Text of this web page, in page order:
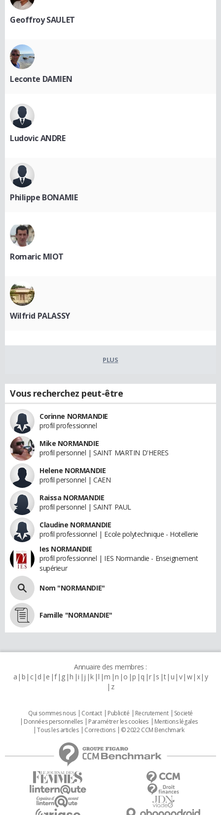
Geoffroy SAULET
Leconte DAMIEN
Ludovic ANDRE
Philippe BONAMIE
Romaric MIOT
Wilfrid PALASSY
PLUS
Vous recherchez peut-être
Corinne NORMANDIE
profil professionnel
Mike NORMANDIE
profil personnel | SAINT MARTIN D'HERES
Helene NORMANDIE
profil personnel | CAEN
Raissa NORMANDIE
profil personnel | SAINT PAUL
Claudine NORMANDIE
profil professionnel | Ecole polytechnique - Hotellerie
Ies NORMANDIE
profil professionnel | IES Normandie - Enseignement
supérieur
Nom "NORMANDIE"
Famille "NORMANDIE"
Annuaire des membres :
a b c d e f g h i j k l m n o p q r s t u v w x y
z
Qui sommes nous Contact Publicité Recrutement
Societé
Données personnelles
Paramétrer les cookies
Mentions légales
Tous les articles
Corrections © 2022 CCM Benchmark